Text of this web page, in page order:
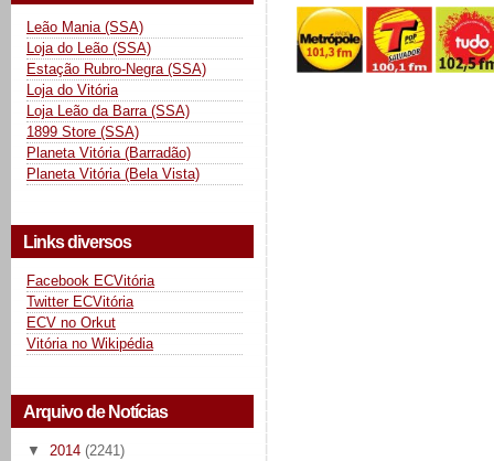
Leão Mania (SSA)
Loja do Leão (SSA)
Estação Rubro-Negra (SSA)
Loja do Vitória
Loja Leão da Barra (SSA)
1899 Store (SSA)
Planeta Vitória (Barradão)
Planeta Vitória (Bela Vista)
Links diversos
Facebook ECVitória
Twitter ECVitória
ECV no Orkut
Vitória no Wikipédia
Arquivo de Notícias
▼ 2014 (2241)